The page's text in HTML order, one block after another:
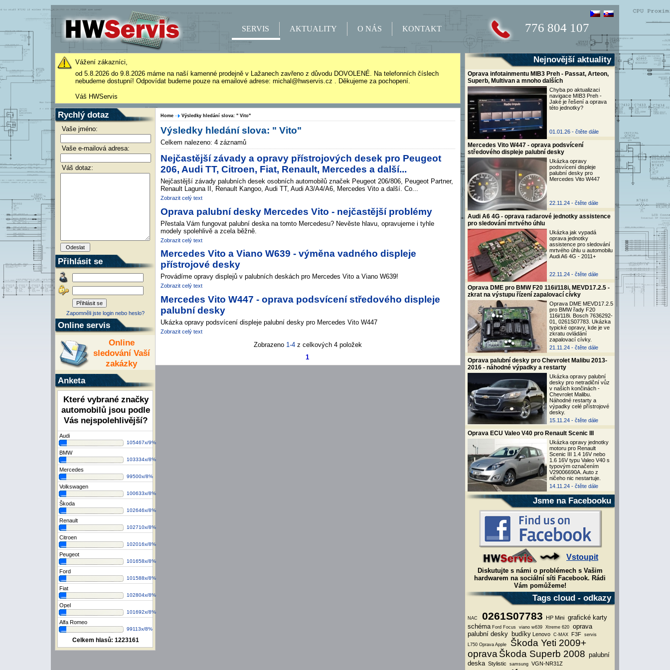
776 804 107
SERVIS AKTUALITY O NÁS KONTAKT
Nejnovější aktuality
Oprava infotainmentu MIB3 Preh - Passat, Arteon,
Superb, Multivan a mnoho dalších
Chyba po aktualizaci
navigace MIB3 Preh -
Jaké je řešení a oprava
této jednotky?
01.01.26 - čtěte dále
Mercedes Vito W447 - oprava podsvícení
středového displeje palubní desky
Ukázka opravy
podsvícení displeje
palubní desky pro
Mercedes Vito W447
22.11.24 - čtěte dále
Audi A6 4G - oprava radarové jednotky assistence
pro sledování mrtvého úhlu
Ukázka jak vypadá
oprava jednotky
assistence pro sledování
mrtvého úhlu u automobilu
Audi A6 4G - 2011+
22.11.24 - čtěte dále
Oprava DME pro BMW F20 116i/118i, MEVD17.2.5 -
zkrat na výstupu řízení zapalovací cívky
Oprava DME MEVD17.2.5
pro BMW řady F20
116i/118i. Bosch 7636292-
01, 0261S07783. Ukázka
typické opravy, kde je ve
zkratu ovládání
zapalovací cívky.
21.11.24 - čtěte dále
Oprava palubní desky pro Chevrolet Malibu 2013-
2016 - náhodné výpadky a restarty
Ukázka opravy palubní
desky pro netradiční vůz
v našich končinách -
Chevrolet Malibu.
Náhodné restarty a
výpadky celé přístrojové
desky.
15.11.24 - čtěte dále
Oprava ECU Valeo V40 pro Renault Scenic III
Ukázka opravy jednotky
motoru pro Renault
Scenic III 1.4 16V nebo
1.6 16V typu Valeo V40 s
typovým označením
V29006690A. Auto z
ničeho nic nestartuje.
14.11.24 - čtěte dále
Jsme na Facebooku
Vstoupit
Diskutujte s námi o problémech s Vašim
hardwarem na sociální síti Facebook. Rádi
Vám pomůžeme!
Tags cloud - odkazy
NAC 0261S07783 HP Mini grafické karty
schéma Ford Focus viano w639 Xtreme 620
oprava
palubní desky budíky Lenovo C-MAX F3F servis
L750 Oprava Apple
Škoda Yeti 2009+
oprava Škoda Superb 2008 palubní
deska Stylistic samsung VGN-NR31Z
Vážení zákazníci,
od 5.8.2026 do 9.8.2026 máme na naší kamenné prodejně v Lažanech zavřeno z důvodu DOVOLENÉ. Na telefonních číslech
nebudeme dostupní! Odpovídat budeme pouze na emailové adrese: michal@hwservis.cz . Děkujeme za pochopení.
Váš HWServis
Rychlý dotaz
Vaše jméno:
Vaše e-mailová adresa:
Váš dotaz:
Přihlásit se
Zapomněli jste login nebo heslo?
Online servis
Online
sledování Vaší
zakázky
Anketa
Které vybrané značky
automobilů jsou podle
Vás nejspolehlivější?
Audi
105467x/9%
BMW
103334x/8%
Mercedes
99500x/8%
Volkswagen
100633x/8%
Škoda
102646x/8%
Renault
102710x/8%
Citroen
102016x/8%
Peugeot
101658x/8%
Ford
101588x/8%
Fiat
102804x/8%
Opel
101692x/8%
Alfa Romeo
99113x/8%
Celkem hlasů: 1223161
Home Výsledky hledání slova: " Vito"
Výsledky hledání slova: " Vito"
Celkem nalezeno: 4 záznamů
Nejčastější závady a opravy přístrojových desek pro Peugeot
206, Audi TT, Citroen, Fiat, Renault, Mercedes a další...
Nejčastější závady palubních desek osobních automobilů značek Peugeot 206/806, Peugeot Partner,
Renault Laguna II, Renault Kangoo, Audi TT, Audi A3/A4/A6, Mercedes Vito a další. Co...
Zobrazit celý text
Oprava palubní desky Mercedes Vito - nejčastější problémy
Přestala Vám fungovat palubní deska na tomto Mercedesu? Nevěste hlavu, opravujeme i tyhle
modely spolehlivě a zcela běžně.
Zobrazit celý text
Mercedes Vito a Viano W639 - výměna vadného displeje
přístrojové desky
Provádíme opravy displejů v palubních deskách pro Mercedes Vito a Viano W639!
Zobrazit celý text
Mercedes Vito W447 - oprava podsvícení středového displeje
palubní desky
Ukázka opravy podsvícení displeje palubní desky pro Mercedes Vito W447
Zobrazit celý text
Zobrazeno 1-4 z celkových 4 položek
1